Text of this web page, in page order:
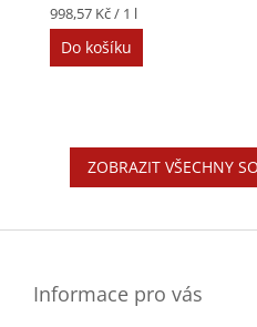
Měrná
cena:
998,57 Kč / 1 l
Do košíku
ZOBRAZIT VŠECHNY
Informace pro vás